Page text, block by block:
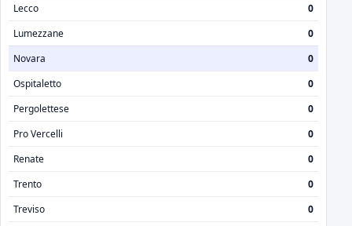
Lecco
0
Lumezzane
0
Novara
0
Ospitaletto
0
Pergolettese
0
Pro Vercelli
0
Renate
0
Trento
0
Treviso
0